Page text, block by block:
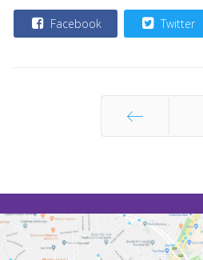
Facebook Twitter